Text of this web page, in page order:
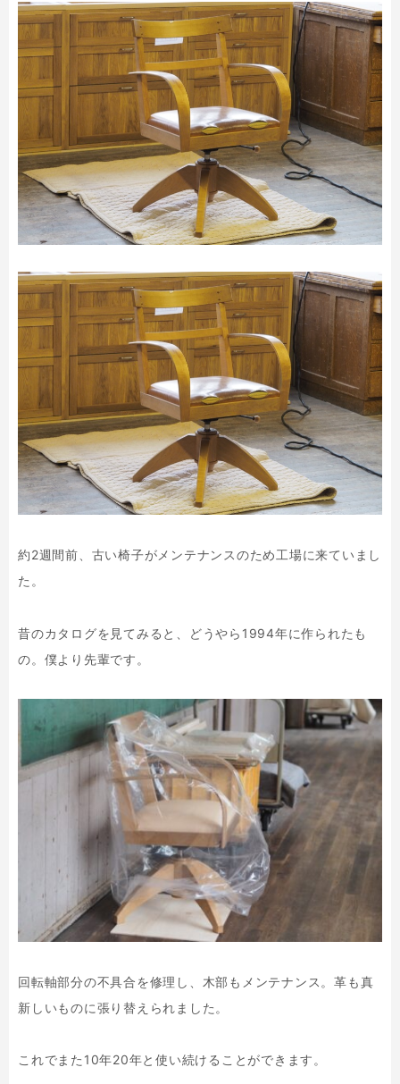
約2週間前、古い椅子がメンテナンスのため工場に来ていまし
た。
昔のカタログを見てみると、どうやら1994年に作られたも
の。僕より先輩です。
回転軸部分の不具合を修理し、木部もメンテナンス。革も真
新しいものに張り替えられました。
これでまた10年20年と使い続けることができます。